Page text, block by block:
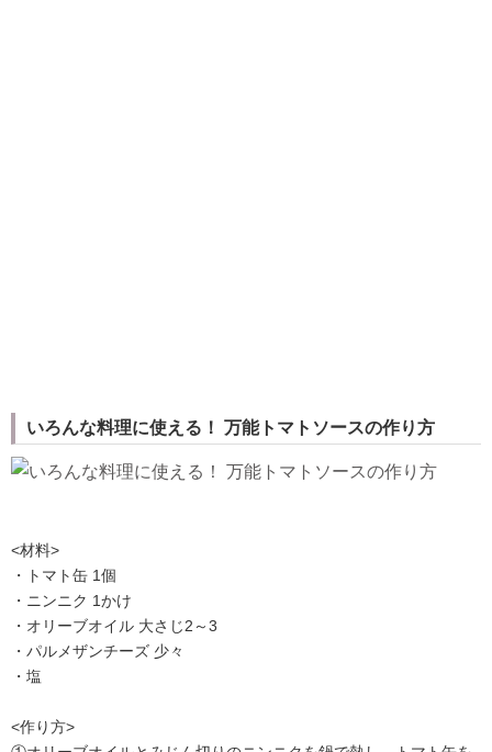
いろんな料理に使える！ 万能トマトソースの作り方
<材料>
・トマト缶 1個
・ニンニク 1かけ
・オリーブオイル 大さじ2～3
・パルメザンチーズ 少々
・塩
<作り方>